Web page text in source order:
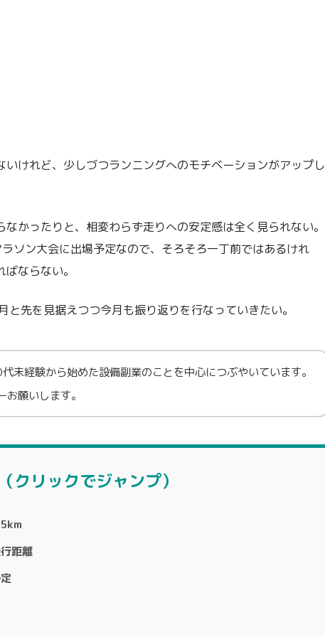
けれど、少しづつランニングへのモチベーションがアップし
かったりと、相変わらず走りへの安定感は全く見られない。
ソン大会に出場予定なので、そろそろ一丁前ではあるけれ
ならない。
先を見据えつつ今月も振り返りを行なっていきたい。
未経験から始めた設備副業のことを中心につぶやいています。
願いします。
クリックでジャンプ）
距離